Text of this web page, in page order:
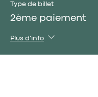
Type de billet
2ème paiement
Plus d'info